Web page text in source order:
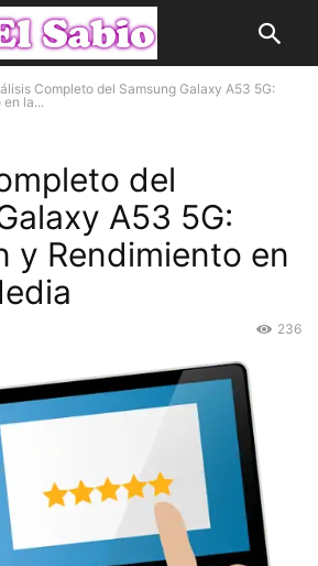
Completo del Samsung Galaxy A53 5G:
la...
del
A53 5G:
y Rendimiento en
236